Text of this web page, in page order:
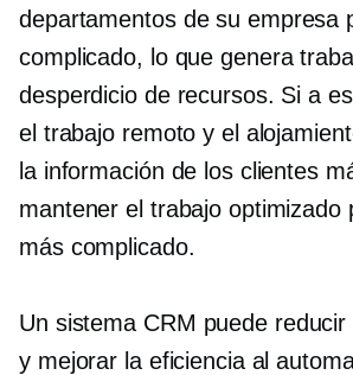
departamentos de su empresa
complicado, lo que genera
desperdicio de recursos. Si a
el trabajo remoto y el
la información de los clientes
mantener el trabajo optimizado
más complicado.
Un sistema CRM puede
y mejorar la eficiencia al